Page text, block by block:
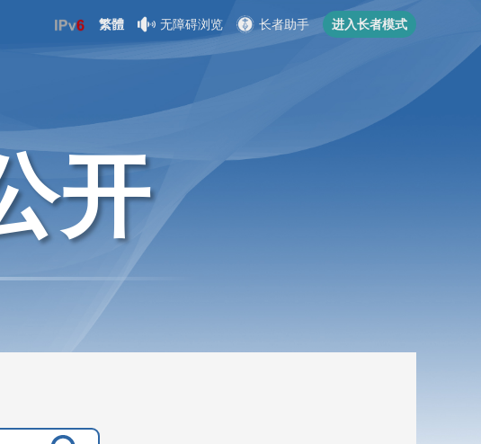
繁體 无障碍浏览 长者助手 进入长者模式
开